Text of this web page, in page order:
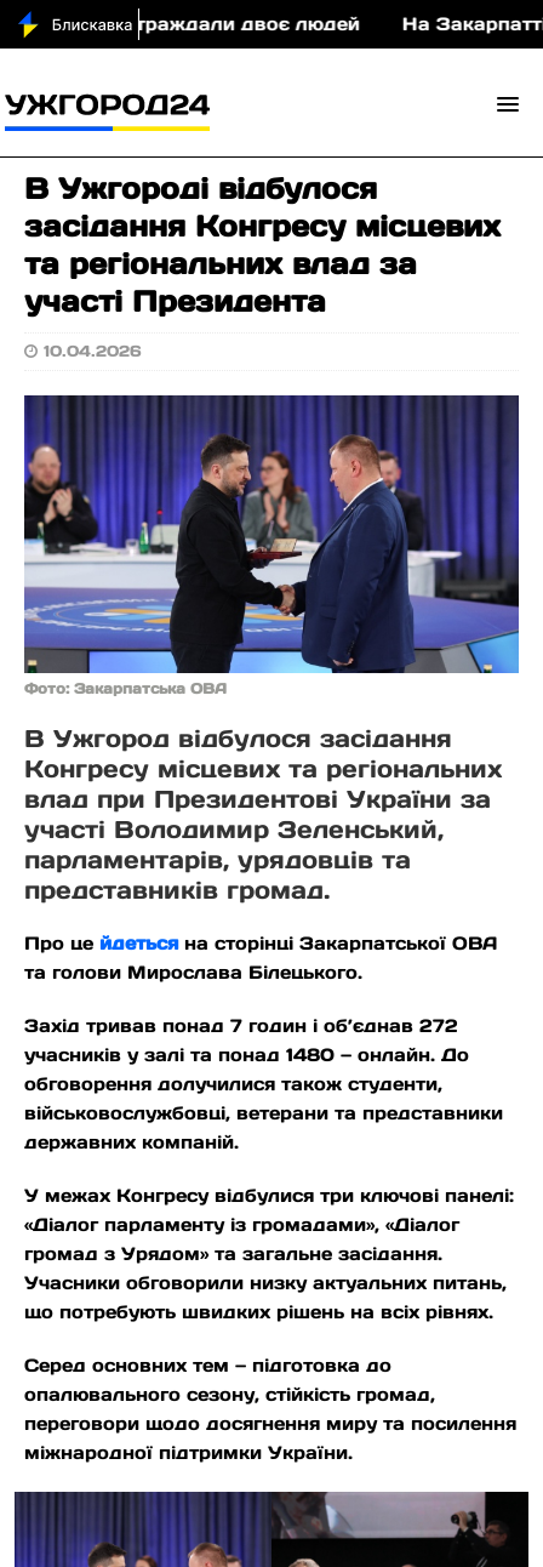
постраждали двоє людей На Закарпатті
В Ужгороді відбулося
засідання Конгресу місцевих
та регіональних влад за
участі Президента
10.04.2026
Фото: Закарпатська ОВА
В Ужгород відбулося засідання
Конгресу місцевих та регіональних
влад при Президентові України за
участі Володимир Зеленський,
парламентарів, урядовців та
представників громад.
Про це йдетьсяна сторінці Закарпатської ОВА
та голови Мирослава Білецького.
Захід тривав понад 7 годин і об’єднав 272
учасників у залі та понад 1480 — онлайн. До
обговорення долучилися також студенти,
військовослужбовці, ветерани та представники
державних компаній.
У межах Конгресу відбулися три ключові панелі:
«Діалог парламенту із громадами», «Діалог
громад з Урядом» та загальне засідання.
Учасники обговорили низку актуальних питань,
що потребують швидких рішень на всіх рівнях.
Серед основних тем — підготовка до
опалювального сезону, стійкість громад,
переговори щодо досягнення миру та посилення
міжнародної підтримки України.